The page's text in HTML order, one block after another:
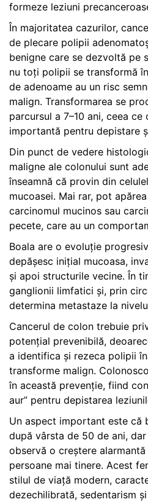
formeze leziuni
În majoritatea cazurilor,
de plecare polipii
benigne care se dezvoltă pe
nu toți polipii se transformă
de adenoame au un risc
malign. Transformarea se
parcursul a 7–10 ani, ceea
importantă pentru depistare
Din punct de vedere
maligne ale colonului sunt
înseamnă că provin din
mucoasei. Mai rar, pot
carcinomul mucinos sau
pecete, care au un
Boala are o evoluție
depășesc inițial mucoasa,
și apoi structurile vecine. În
ganglionii limfatici și, prin
determina metastaze la
Cancerul de colon trebuie
potențial prevenibilă,
a identifica și rezeca polipii
transforme malign.
în această prevenție, fiind
aur” pentru depistarea
Un aspect important este că
după vârsta de 50 de ani,
observă o creștere
persoane mai tinere. Acest
stilul de viață modern,
dezechilibrată, sedentarism